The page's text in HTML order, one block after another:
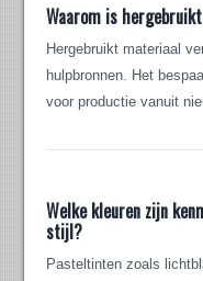
Waarom is
Hergebruikt materiaal
hulpbronnen. Het
voor productie vanuit
Welke kleuren zijn
stijl?
Pasteltinten zoals